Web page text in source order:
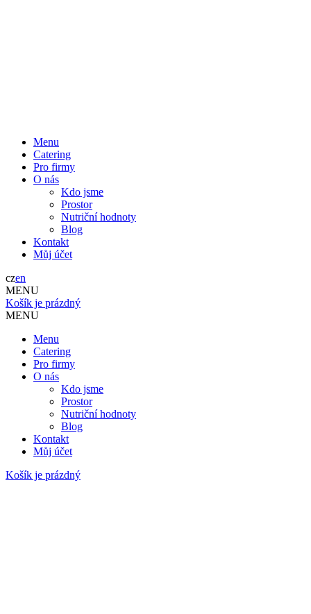
Menu
Catering
Pro firmy
O nás
Kdo jsme
Prostor
Nutriční hodnoty
Blog
Kontakt
Můj účet
czen
MENU
Košík je prázdný
MENU
Menu
Catering
Pro firmy
O nás
Kdo jsme
Prostor
Nutriční hodnoty
Blog
Kontakt
Můj účet
Košík je prázdný